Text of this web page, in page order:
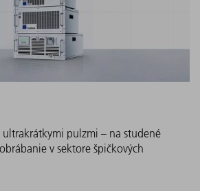
ultrakrátkymi pulzmi – na studené
v sektore špičkových